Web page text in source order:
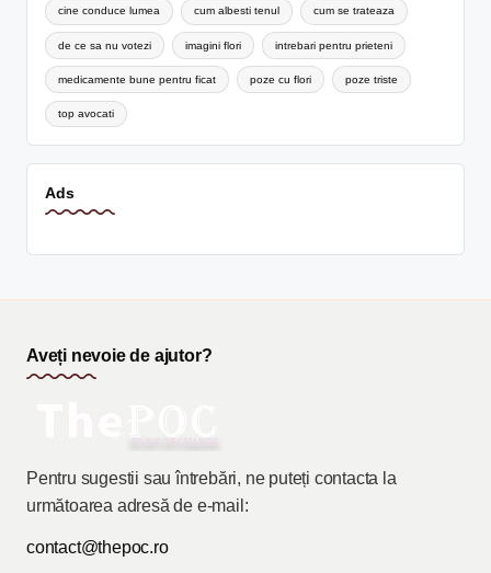
cine conduce lumea cum albesti tenul cum se trateaza
de ce sa nu votezi imagini flori intrebari pentru prieteni
medicamente bune pentru ficat poze cu flori poze triste
top avocati
Ads
Aveți nevoie de ajutor?
Pentru sugestii sau întrebări, ne puteți contacta la
următoarea adresă de e-mail:
contact@thepoc.ro